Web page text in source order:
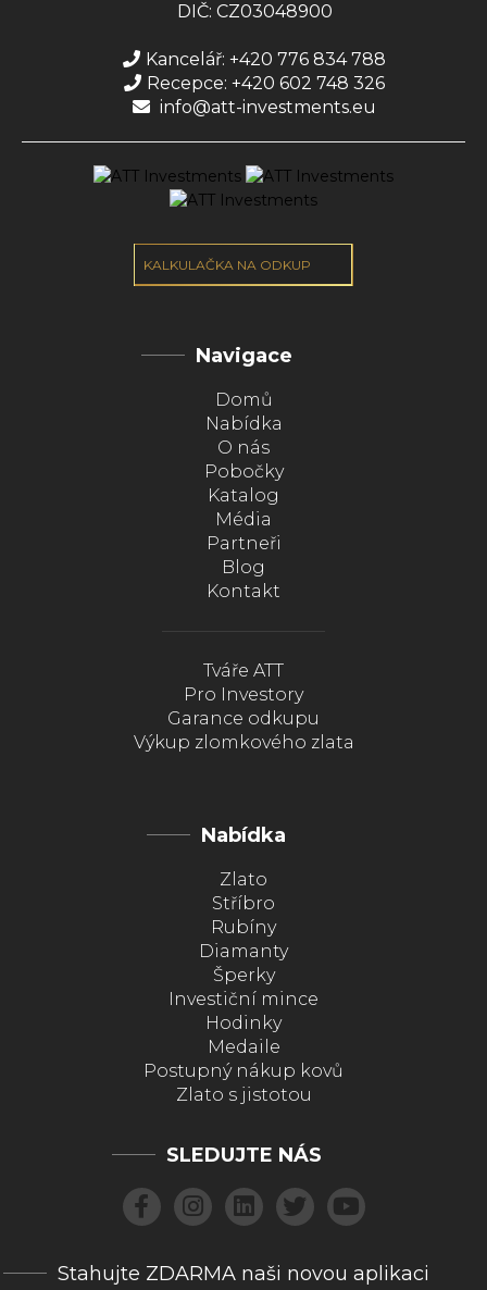
DIČ: CZ03048900
Kancelář: +420 776 834 788
Recepce: +420 602 748 326
info@att-investments.eu
KALKULAČKA NA ODKUP
Navigace
Domů
Nabídka
O nás
Pobočky
Katalog
Média
Partneři
Blog
Kontakt
Tváře ATT
Pro Investory
Garance odkupu
Výkup zlomkového zlata
Nabídka
Zlato
Stříbro
Rubíny
Diamanty
Šperky
Investiční mince
Hodinky
Medaile
Postupný nákup kovů
Zlato s jistotou
SLEDUJTE NÁS
Stahujte ZDARMA naši novou aplikaci